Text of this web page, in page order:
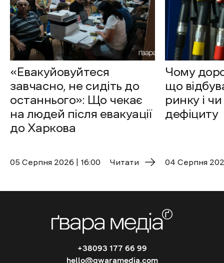
«Евакуйовуйтеся
завчасно, не сидіть до
останнього»: Що чекає
на людей після евакуації
до Харкова
05 Cерпня 2026 | 16:00 Читати
Чому
що
ринку і
дефіциту
04 Cерпня
+38093 177 66 99
hello@gwaramedia.com